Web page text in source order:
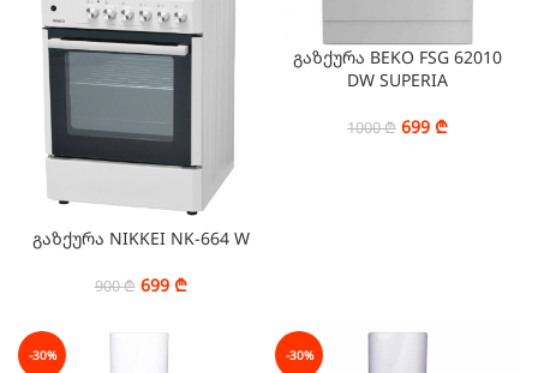
გაზქურა NIKKEI NK-664 W
900₾ 699 ₾
გაზქურა BEKO FSG 62010
DW SUPERIA
1000₾ 699 ₾
-30% -30%